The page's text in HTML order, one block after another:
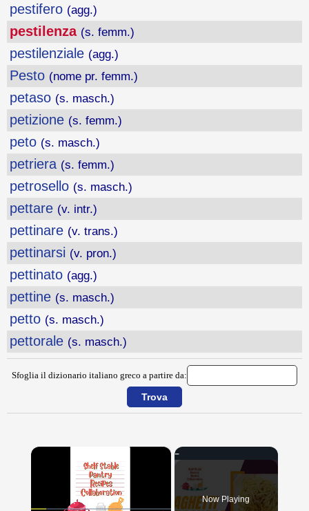
pestifero (agg.)
pestilenza (s. femm.)
pestilenziale (agg.)
Pesto (nome pr. femm.)
petaso (s. masch.)
petizione (s. femm.)
peto (s. masch.)
petriera (s. femm.)
petrosello (s. masch.)
pettare (v. intr.)
pettinare (v. trans.)
pettinarsi (v. pron.)
pettinato (agg.)
pettine (s. masch.)
petto (s. masch.)
pettorale (s. masch.)
Sfoglia il dizionario italiano greco a partire da:
×
Now Playing